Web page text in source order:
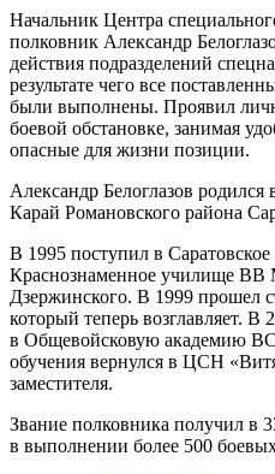
Начальник Центра
полковник Александр
действия подразделений
результате чего все
были выполнены. Проявил
боевой обстановке, занимая
опасные для жизни позиции.
Александр Белоглазов
Карай Романовского района
В 1995 поступил в
Краснознаменное училище
Дзержинского. В 1999 прошел
который теперь возглавляет. В
в Общевойсковую академию
обучения вернулся в ЦСН
заместителя.
Звание полковника получил в
в выполнении более 500